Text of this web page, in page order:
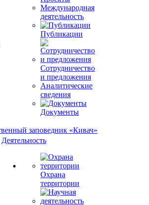
Международная
деятельность
Публикации
Сотрудничество
и предложения
Аналитические
сведения
Документы
Деятельность
Охрана
территории